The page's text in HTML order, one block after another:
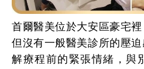
首爾醫美位於大安區豪宅
但沒有一般醫美診所的壓
解療程前的緊張情緒，與